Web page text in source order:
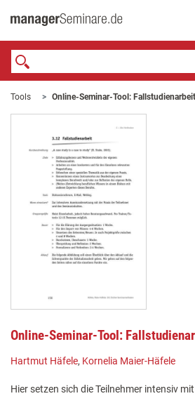
Tools Online-Seminar-Tool: Fallstudienarbeit
Online-Seminar-Tool:
Hartmut Häfele, Kornelia Maier-Häfele
Hier setzen sich die Teilnehmer intensiv